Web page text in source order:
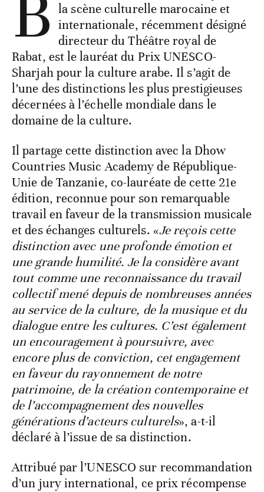
la scène culturelle marocaine et
internationale, récemment désigné
directeur du Théâtre royal de
Rabat, est le lauréat du Prix UNESCO-
Sharjah pour la culture arabe. Il s’agit de
l’une des distinctions les plus prestigieuses
décernées à l’échelle mondiale dans le
domaine de la culture.
Il partage cette distinction avec la Dhow
Countries Music Academy de République-
Unie de Tanzanie, co-lauréate de cette 21e
édition, reconnue pour son remarquable
travail en faveur de la transmission musicale
et des échanges culturels. «Je reçois cette
distinction avec une profonde émotion et
une grande humilité. Je la considère avant
tout comme une reconnaissance du travail
collectif mené depuis de nombreuses années
au service de la culture, de la musique et du
dialogue entre les cultures. C’est également
un encouragement à poursuivre, avec
encore plus de conviction, cet engagement
en faveur du rayonnement de notre
patrimoine, de la création contemporaine et
de l’accompagnement des nouvelles
générations d’acteurs culturels», a-t-il
déclaré à l’issue de sa distinction.
Attribué par l’UNESCO sur recommandation
d’un jury international, ce prix récompense